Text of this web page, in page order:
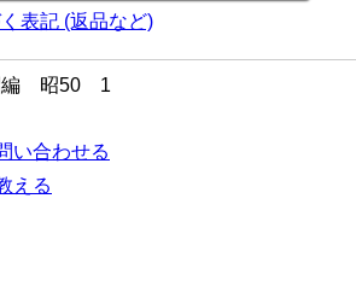
表記 (返品など)
編 昭50 1
い合わせる
える